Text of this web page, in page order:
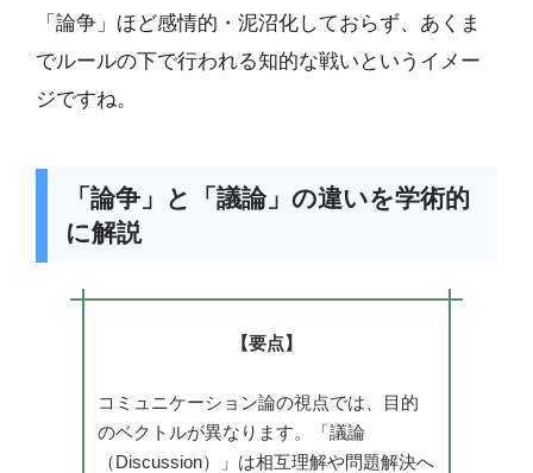
「論争」ほど感情的・泥沼化しておらず、あくま
でルールの下で行われる知的な戦いというイメー
ジですね。
「論争」と「議論」の違いを学術的
に解説
【要点】
コミュニケーション論の視点では、目的
のベクトルが異なります。「議論
（Discussion）」は相互理解や問題解決へ